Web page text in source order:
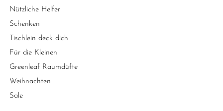
Nützliche Helfer
Schenken
Tischlein deck dich
Für die Kleinen
Greenleaf Raumdüfte
Weihnachten
Sale